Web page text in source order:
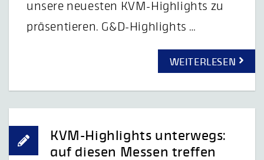
unsere neuesten KVM-Highlights zu
präsentieren. G&D-Highlights …
WEITERLESEN
KVM-Highlights unterwegs:
auf diesen Messen treffen